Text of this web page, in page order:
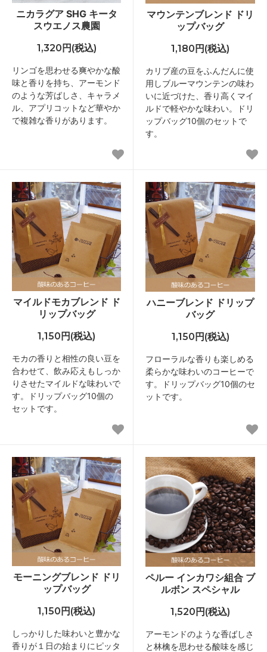
ニカラグア SHG キータ
スウエノス農園
1,320円(税込)
リンゴを思わせる爽やかな酸
味と香りを持ち、アーモンド
のような芳ばしさ、キャラメ
ル、アプリコットなど華やか
で複雑な香りがあります。
マウンテンブレンド ドリ
ップバッグ
1,180円(税込)
カリブ産の豆をふんだんに使
用しブルーマウンテンの味わ
いに近づけた、香り高くマイ
ルドで軽やかな味わい。ドリ
ップバッグ10個のセットで
す。
マイルドモカブレンド ド
リップバッグ
1,150円(税込)
モカの香りと相性の良い豆を
合わせて、飲み応えもしっか
りさせたマイルドな味わいで
す。ドリップバッグ10個の
セットです。
ハニーブレンド ドリップ
バッグ
1,150円(税込)
フローラルな香りも楽しめる
柔らかな味わいのコーヒーで
す。ドリップバッグ10個のセ
ットです。
モーニングブレンド ドリ
ップバッグ
1,150円(税込)
しっかりした味わいと豊かな
香りが１日の始まりにピッタ
ペルー インカワシ組合 ブ
ルボン スペシャル
1,520円(税込)
アーモンドのような香ばしさ
と林檎を思わせる酸味を感じ